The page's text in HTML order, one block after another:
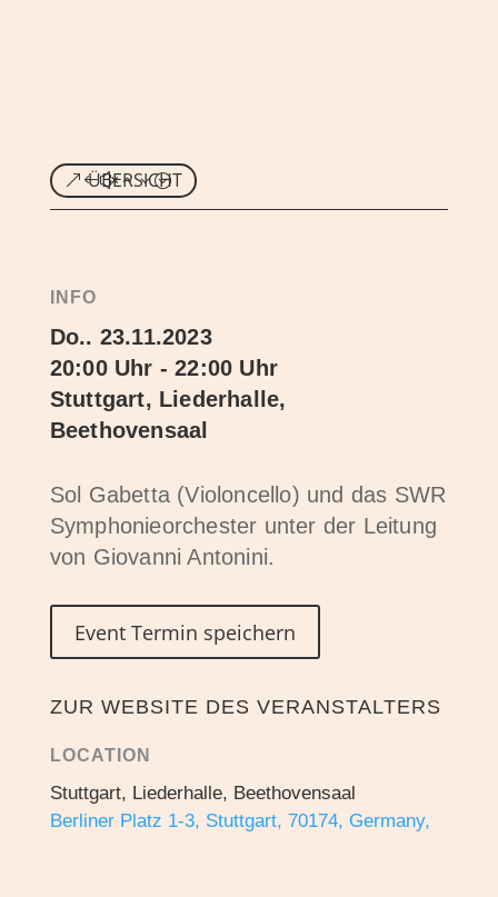
ÜBERSICHT
INFO
Do.. 23.11.2023
20:00 Uhr - 22:00 Uhr
Stuttgart, Liederhalle,
Beethovensaal
Sol Gabetta (Violoncello) und das SWR
Symphonieorchester unter der Leitung
von Giovanni Antonini.
Event Termin speichern
ZUR WEBSITE DES VERANSTALTERS
LOCATION
Stuttgart, Liederhalle, Beethovensaal
Berliner Platz 1-3, Stuttgart, 70174, Germany,